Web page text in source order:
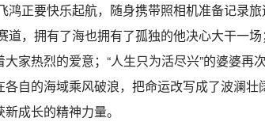
鸿正要快乐起航，随身携带照相机准备记录
，拥有了海也拥有了孤独的他决心大干一场
家热烈的爱意；“人生只为活尽兴”的婆婆再
自的海域乘风破浪，把命运改写成了波澜壮
成长的精神力量。